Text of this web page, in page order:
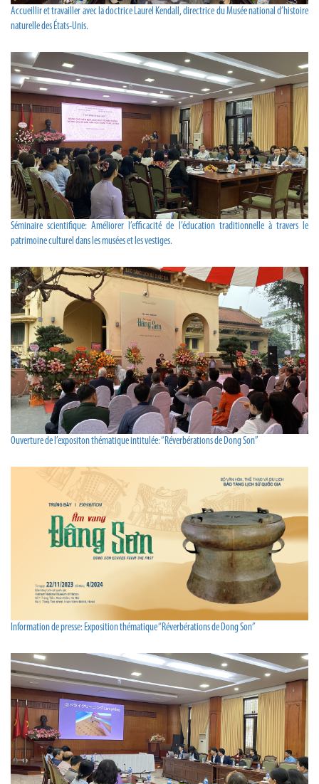
Accueillir et travailler avec la doctrice Laurel Kendall, directrice du Musée national d’histoire
naturelle des États-Unis.
Séminaire scientifique: Améliorer l’efficacité de l’éducation traditionnelle à travers le
patrimoine culturel dans les musées et les vestiges.
Ouverture de l’expositon thématique intitulée: “Réverbérations de Dong Son”
Information de presse: Exposition thématique “Réverbérations de Dong Son”